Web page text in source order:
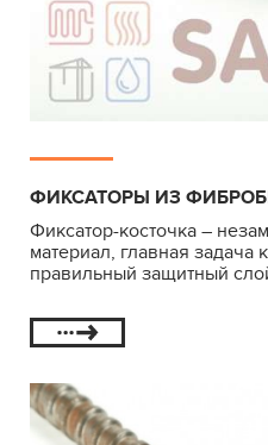
ФИКСАТОРЫ ИЗ
Фиксатор-косточка –
материал, главная задача
правильный защитный